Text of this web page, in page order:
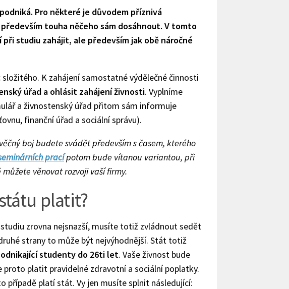
Pro některé je důvodem příznivá
touha něčeho sám dosáhnout. V tomto
studiu zahájit, ale především jak obě náročné
K zahájení samostatné výdělečné činnosti
úřad a ohlásit zahájení živnosti. Vyplníme
a živnostenský úřad přitom sám informuje
finanční úřad a sociální správu).
boj budete svádět především s časem, kterého
pracípotom bude vítanou variantou, při
věnovat rozvoji vaší firmy.
platit?
zrovna nejsnazší, musíte totiž zvládnout sedět
strany to může být nejvýhodnější. Stát totiž
studenty do 26ti let. Vaše živnost bude
proto platit pravidelné zdravotní a sociální poplatky.
případě platí stát. Vy jen musíte splnit následující: